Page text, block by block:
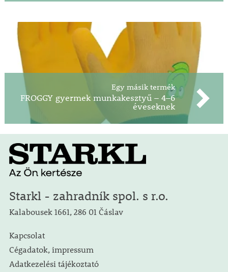
Egy másik termék
FROGGY gyermek munkakesztyű – 4–6
éveseknek
Starkl - zahradník spol. s r.o.
Kalabousek 1661, 286 01 Čáslav
Kapcsolat
Cégadatok, impressum
Adatkezelési tájékoztató